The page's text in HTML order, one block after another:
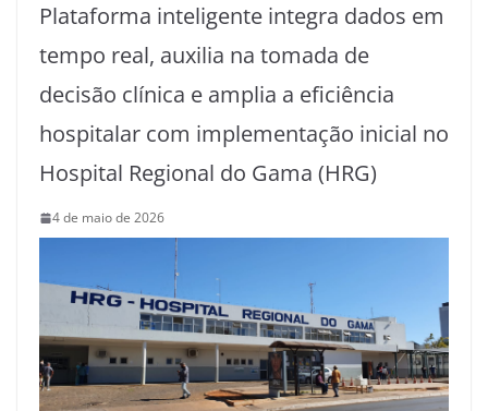
Plataforma inteligente integra dados em
tempo real, auxilia na tomada de
decisão clínica e amplia a eficiência
hospitalar com implementação inicial no
Hospital Regional do Gama (HRG)
4 de maio de 2026